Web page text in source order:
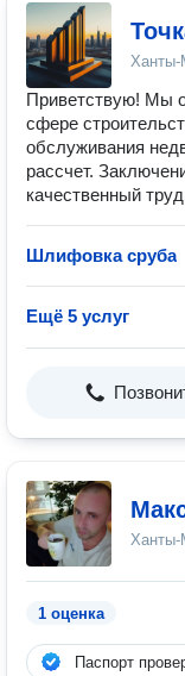
Ханты-
Приветствую! Мы
сфере
обслуживания
рассчет.
качественный
Шлифовка сруба
Ещё 5 услуг
Ханты-
1 оценка
Паспорт